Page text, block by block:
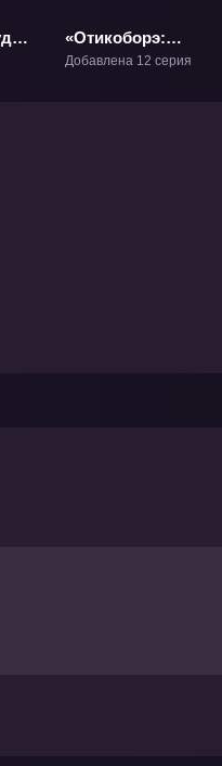
«Отикоборэ:
Фруктовый пирог»
Добавлена 12 серия